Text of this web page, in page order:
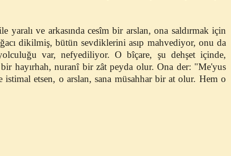
ve arkasında cesîm bir arslan, ona saldırmak için
dikilmiş, bütün sevdiklerini asıp mahvediyor, onu da
var, nefyediliyor. O bîçare, şu dehşet içinde,
hayırhah, nuranî bir zât peyda olur. Ona der: "Me'yus
istimal etsen, o arslan, sana müsahhar bir at olur. Hem o